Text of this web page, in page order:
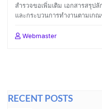
สำรวจขอเพิ่มเติม เอกสารสรุ
และกระบวนการทำงานตามเก
Webmaster
RECENT POSTS